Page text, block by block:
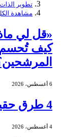
تطوير الذات
مشاهدة
«قل لي
كيف تُحسم
6 أغسطس، 2026
4 طرق حقيقية لمساندة زميل يمر بمحنة
4 أغسطس، 2026